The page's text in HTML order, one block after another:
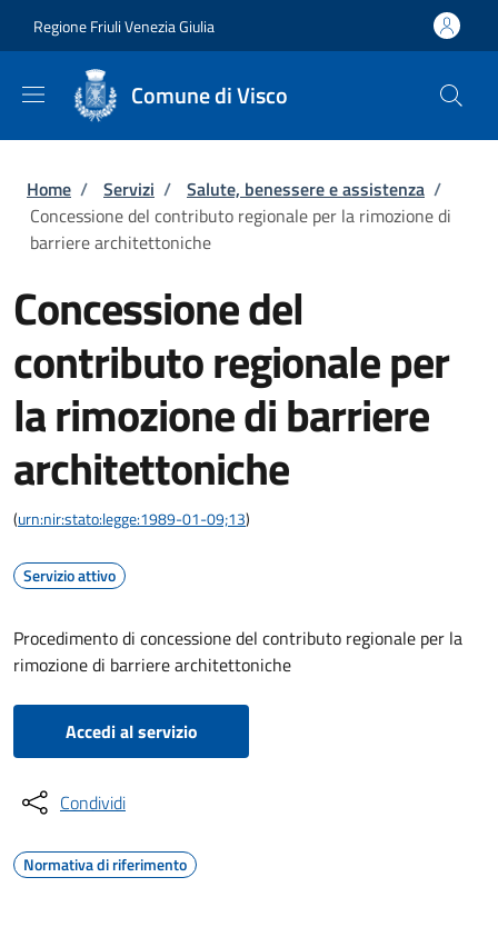
Regione Friuli Venezia Giulia
Comune di Visco
Briciole di pane
Home / Servizi / Salute, benessere e assistenza /
Concessione del contributo regionale per la rimozione di
barriere architettoniche
Concessione del
contributo regionale per
la rimozione di barriere
architettoniche
(urn:nir:stato:legge:1989-01-09;13)
Servizio attivo
Procedimento di concessione del contributo regionale per la
rimozione di barriere architettoniche
Accedi al servizio
Condividi
Normativa di riferimento